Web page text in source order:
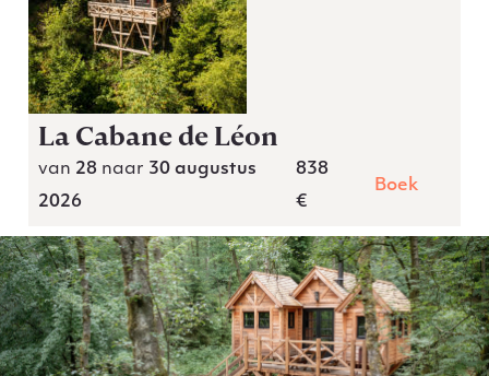
La Cabane de Léon
van 28 naar 30 augustus
2026
838
€
Boek